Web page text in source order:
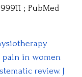
; PubMed
pain in women
review. J